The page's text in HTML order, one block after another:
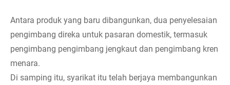
Antara produk yang baru dibangunkan, dua penyelesaian
pengimbang direka untuk pasaran domestik, termasuk
pengimbang pengimbang jengkaut dan pengimbang kren
menara.
Di samping itu, syarikat itu telah berjaya membangunkan